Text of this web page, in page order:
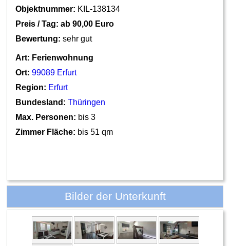
Objektnummer: KIL-138134
Preis / Tag: ab 90,00 Euro
Bewertung: sehr gut
Art: Ferienwohnung
Ort: 99089 Erfurt
Region: Erfurt
Bundesland: Thüringen
Max. Personen: bis 3
Zimmer Fläche: bis 51 qm
Bilder der Unterkunft